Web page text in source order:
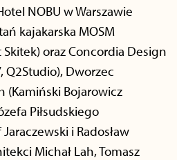
NOBU w Warszawie
kajakarska MOSM
Skitek) oraz Concordia Design
Q2Studio), Dworzec
(Kamiński Bojarowicz
Piłsudskiego
i Radosław
Michał Lah, Tomasz